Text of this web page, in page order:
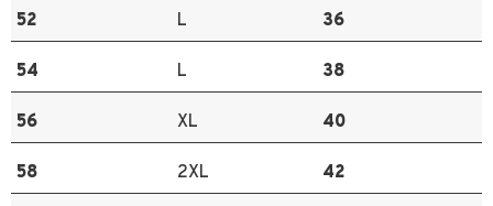
52 L 36
54 L 38
56 XL 40
58 2XL 42